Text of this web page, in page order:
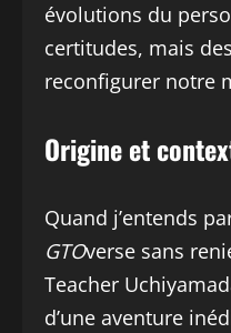
évolutions du
certitudes, mais
reconfigurer notre
Origine et
Quand j’entends
GTOverse sans
Teacher
d’une aventure